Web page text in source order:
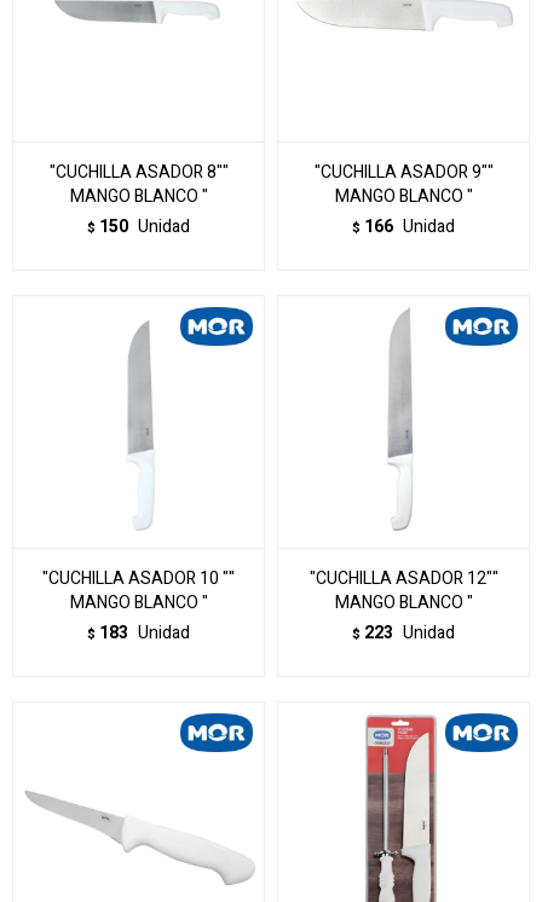
"CUCHILLA ASADOR 8""
MANGO BLANCO "
$ 150 Unidad
"CUCHILLA ASADOR 9""
MANGO BLANCO "
$ 166 Unidad
"CUCHILLA ASADOR 10 ""
MANGO BLANCO "
$ 183 Unidad
"CUCHILLA ASADOR 12""
MANGO BLANCO "
$ 223 Unidad